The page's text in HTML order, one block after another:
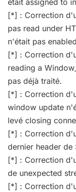
était assigned to
[*] : Correction
pas read under
n'était pas
[*] : Correction
reading a
pas déjà traité.
[*] : Correction
window update
levé closing
[*] : Correction
dernier header de
[*] : Correction
de unexpected
[*] : Correction